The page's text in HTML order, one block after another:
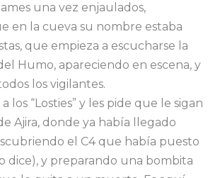
una vez enjaulados,
en la cueva su nombre estaba
que empieza a escucharse la
Humo, apareciendo en escena, y
los vigilantes.
los “Losties” y les pide que le sigan
Ajira, donde ya había llegado
el C4 que había puesto
dice), y preparando una bombita